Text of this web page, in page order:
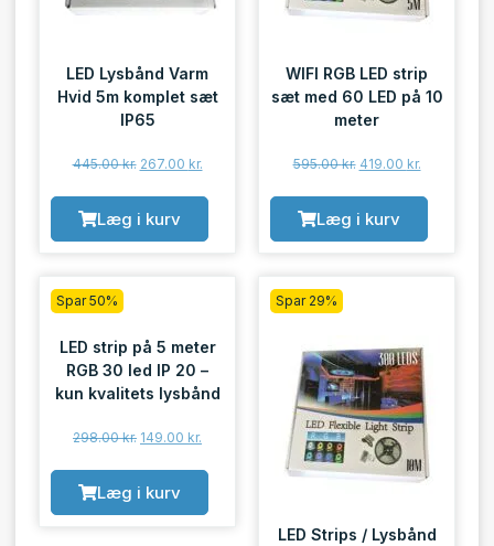
LED Lysbånd Varm
Hvid 5m komplet sæt
IP65
445.00kr. 267.00 kr.
Læg i kurv
WIFI RGB LED strip
sæt med 60 LED på 10
meter
595.00kr. 419.00 kr.
Læg i kurv
Spar 50%
LED strip på 5 meter
RGB 30 led IP 20 –
kun kvalitets lysbånd
298.00kr. 149.00 kr.
Læg i kurv
Spar 29%
LED Strips / Lysbånd